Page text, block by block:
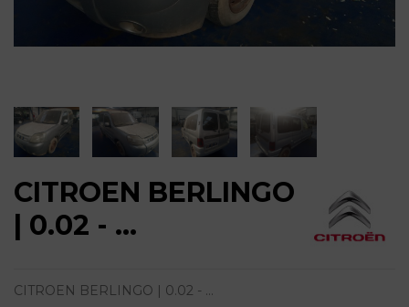
CITROEN BERLINGO
| 0.02 - ...
CITROEN BERLINGO | 0.02 - ...